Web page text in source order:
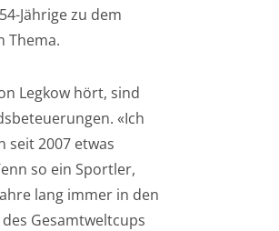
Jährige zu dem
Thema.
Legkow hört, sind
«Ich
seit 2007 etwas
so ein Sportler,
lang immer in den
des Gesamtweltcups